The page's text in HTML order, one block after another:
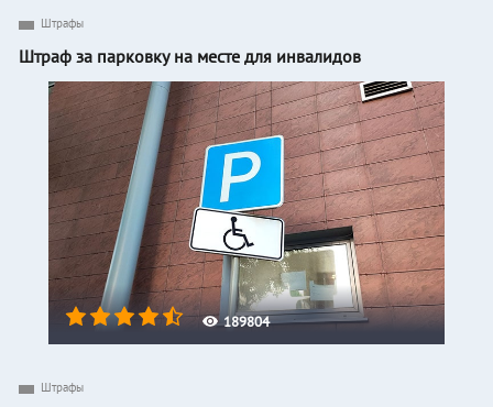
189804
Штрафы
Штраф за парковку на месте для инвалидов
Штрафы